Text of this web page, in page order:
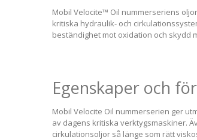
Mobil Velocite™ Oil nummerseriens
kritiska hydraulik- och
beständighet mot oxidation och skydd
Egenskaper och
Mobil Velocite Oil nummerserien ger
av dagens kritiska verktygsmaskiner.
cirkulationsoljor så länge som rätt